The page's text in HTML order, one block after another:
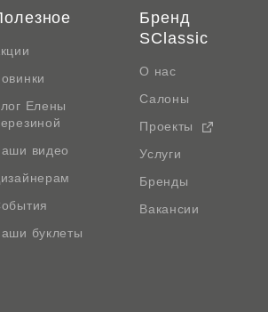
Елены
видео
буклеты
Бренд
SClassic
О нас
Салоны
Проекты
Услуги
Бренды
Вакансии